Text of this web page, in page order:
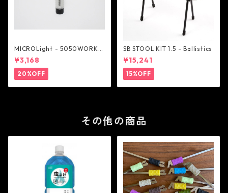
MICROLight - 5050WORKS
HOP
¥3,168
20%OFF
SB STOOL KIT 1.5 - Ballistics
¥15,241
15%OFF
その他の商品